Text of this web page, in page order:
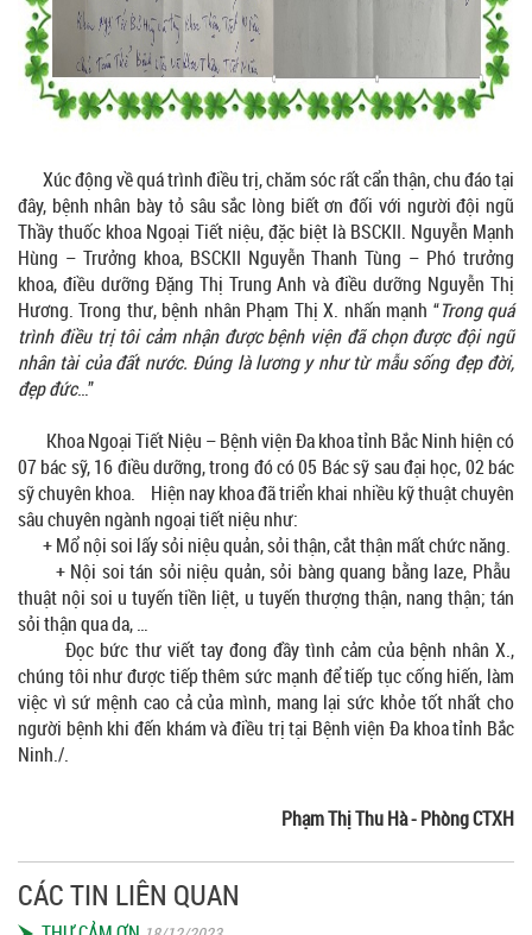
Xúc động về quá trình điều trị, chăm sóc rất cẩn thận, chu đáo tại
đây, bệnh nhân bày tỏ sâu sắc lòng biết ơn đối với người đội ngũ
Thầy thuốc khoa Ngoại Tiết niệu, đặc biệt là BSCKII. Nguyễn Mạnh
Hùng – Trưởng khoa, BSCKII Nguyễn Thanh Tùng – Phó trưởng
khoa, điều dưỡng Đặng Thị Trung Anh và điều dưỡng Nguyễn Thị
Hương. Trong thư, bệnh nhân Phạm Thị X. nhấn mạnh “Trong quá
trình điều trị tôi cảm nhận được bệnh viện đã chọn được đội ngũ
nhân tài của đất nước. Đúng là lương y như từ mẫu sống đẹp đời,
đẹp đức…”
Khoa Ngoại Tiết Niệu – Bệnh viện Đa khoa tỉnh Bắc Ninh hiện có
07 bác sỹ, 16 điều dưỡng, trong đó có 05 Bác sỹ sau đại học, 02 bác
sỹ chuyên khoa. Hiện nay khoa đã triển khai nhiều kỹ thuật chuyên
sâu chuyên ngành ngoại tiết niệu như:
+ Mổ nội soi lấy sỏi niệu quản, sỏi thận, cắt thận mất chức năng.
+ Nội soi tán sỏi niệu quản, sỏi bàng quang bằng laze, Phẫu
thuật nội soi u tuyến tiền liệt, u tuyến thượng thận, nang thận; tán
sỏi thận qua da, …
Đọc bức thư viết tay đong đầy tình cảm của bệnh nhân X.,
chúng tôi như được tiếp thêm sức mạnh để tiếp tục cống hiến, làm
việc vì sứ mệnh cao cả của mình, mang lại sức khỏe tốt nhất cho
người bệnh khi đến khám và điều trị tại Bệnh viện Đa khoa tỉnh Bắc
Ninh./.
Phạm Thị Thu Hà - Phòng CTXH
CÁC TIN LIÊN QUAN